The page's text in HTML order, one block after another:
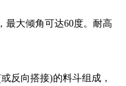
最大倾角可达60度。耐高
反向搭接)的料斗组成，